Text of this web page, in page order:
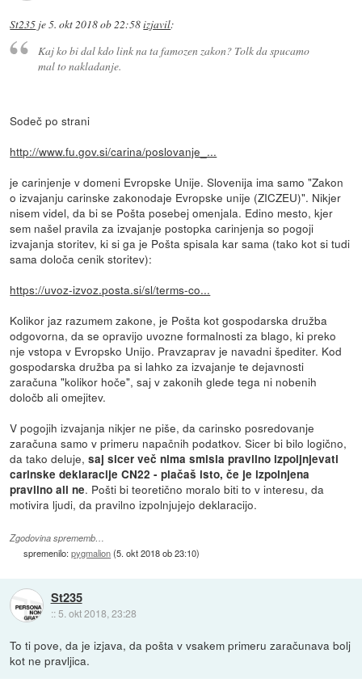
St235 je5. okt 2018 ob 22:58izjavil:
Kaj ko bi dal kdo link na ta famozen zakon? Tolk da spucamo
mal to nakladanje.
Sodeč po strani
http://www.fu.gov.si/carina/poslovanje_...
je carinjenje v domeni Evropske Unije. Slovenija ima samo "Zakon
o izvajanju carinske zakonodaje Evropske unije (ZICZEU)". Nikjer
nisem videl, da bi se Pošta posebej omenjala. Edino mesto, kjer
sem našel pravila za izvajanje postopka carinjenja so pogoji
izvajanja storitev, ki si ga je Pošta spisala kar sama (tako kot si tudi
sama določa cenik storitev):
https://uvoz-izvoz.posta.si/sl/terms-co...
Kolikor jaz razumem zakone, je Pošta kot gospodarska družba
odgovorna, da se opravijo uvozne formalnosti za blago, ki preko
nje vstopa v Evropsko Unijo. Pravzaprav je navadni špediter. Kod
gospodarska družba pa si lahko za izvajanje te dejavnosti
zaračuna "kolikor hoče", saj v zakonih glede tega ni nobenih
določb ali omejitev.
V pogojih izvajanja nikjer ne piše, da carinsko posredovanje
zaračuna samo v primeru napačnih podatkov. Sicer bi bilo logično,
da tako deluje,saj sicer več nima smisla pravilno izpoljnjevati
carinske deklaracije CN22 - plačaš isto, če je izpolnjena
pravilno ali ne. Pošti bi teoretično moralo biti to v interesu, da
motivira ljudi, da pravilno izpolnjujejo deklaracijo.
Zgodovina sprememb…
spremenilo:pygmalion(5. okt 2018 ob 23:10)
St235
:: 5. okt 2018, 23:28
To ti pove, da je izjava, da pošta v vsakem primeru zaračunava bolj
kot ne pravljica.